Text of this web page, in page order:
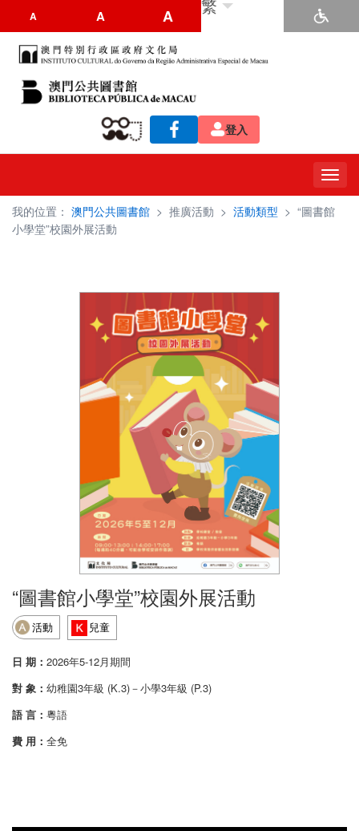
A A A 繁
登入
我的位置： 澳門公共圖書館 > 推廣活動 > 活動類型 > “圖書館
小學堂”校園外展活動
“圖書館小學堂”校園外展活動
活動 兒童
日 期： 2026年5-12月期間
對 象： 幼稚園3年級 (K.3)－小學3年級 (P.3)
語 言： 粵語
費 用： 全免